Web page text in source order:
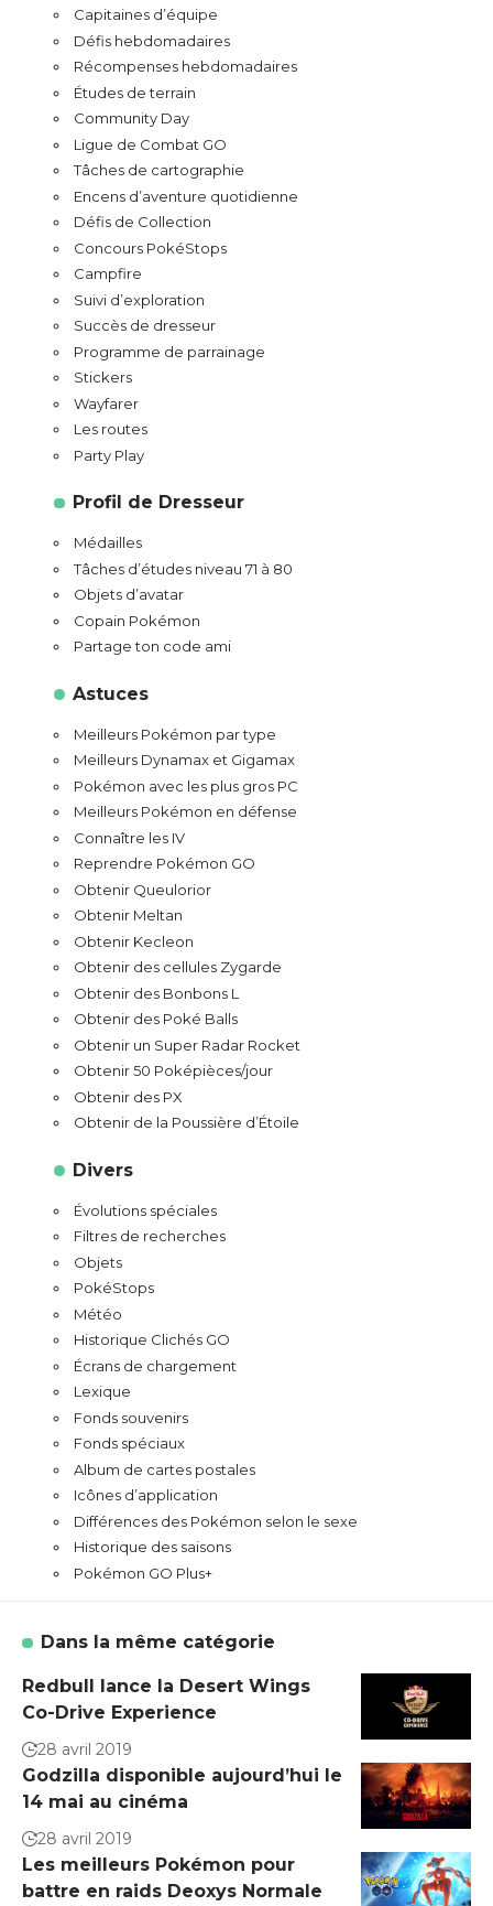
Capitaines d’équipe
Défis hebdomadaires
Récompenses hebdomadaires
Études de terrain
Community Day
Ligue de Combat GO
Tâches de cartographie
Encens d’aventure quotidienne
Défis de Collection
Concours PokéStops
Campfire
Suivi d’exploration
Succès de dresseur
Programme de parrainage
Stickers
Wayfarer
Les routes
Party Play
Profil de Dresseur
Médailles
Tâches d’études niveau 71 à 80
Objets d’avatar
Copain Pokémon
Partage ton code ami
Astuces
Meilleurs Pokémon par type
Meilleurs Dynamax et Gigamax
Pokémon avec les plus gros PC
Meilleurs Pokémon en défense
Connaître les IV
Reprendre Pokémon GO
Obtenir Queulorior
Obtenir Meltan
Obtenir Kecleon
Obtenir des cellules Zygarde
Obtenir des Bonbons L
Obtenir des Poké Balls
Obtenir un Super Radar Rocket
Obtenir 50 Poképièces/jour
Obtenir des PX
Obtenir de la Poussière d’Étoile
Divers
Évolutions spéciales
Filtres de recherches
Objets
PokéStops
Météo
Historique Clichés GO
Écrans de chargement
Lexique
Fonds souvenirs
Fonds spéciaux
Album de cartes postales
Icônes d’application
Différences des Pokémon selon le sexe
Historique des saisons
Pokémon GO Plus+
Dans la même catégorie
Redbull lance la Desert Wings
Co-Drive Experience
28 avril 2019
Godzilla disponible aujourd’hui le
14 mai au cinéma
28 avril 2019
Les meilleurs Pokémon pour
battre en raids Deoxys Normale